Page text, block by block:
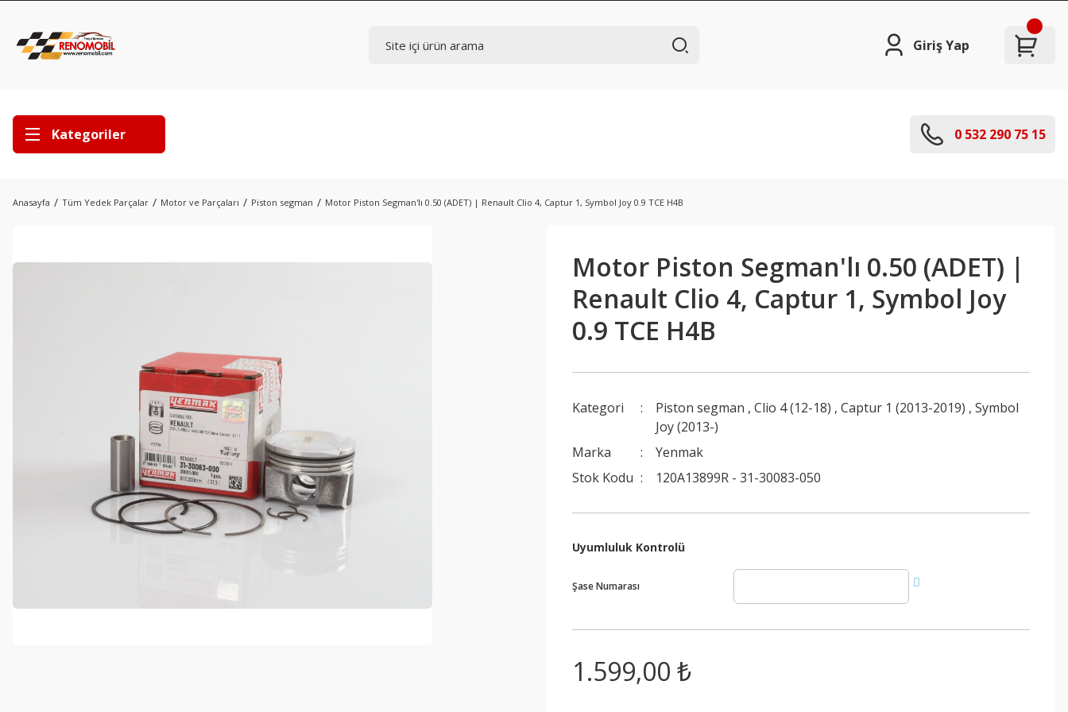
Giriş Yap
Kategoriler 0 532 290 75 15
Anasayfa Tüm Yedek Parçalar Motor ve Parçaları Piston segman Motor Piston Segman'lı 0.50 (ADET) | Renault Clio 4, Captur 1, Symbol Joy 0.9 TCE H4B
Motor Piston Segman'lı 0.50 (ADET) |
Renault Clio 4, Captur 1, Symbol Joy
0.9 TCE H4B
Kategori Piston segman ,Clio 4 (12-18) ,Captur 1 (2013-2019) ,Symbol
Joy (2013-)
Marka
Yenmak
Stok Kodu
120A13899R - 31-30083-050
Uyumluluk Kontrolü
Şase Numarası
1.599,00 ₺